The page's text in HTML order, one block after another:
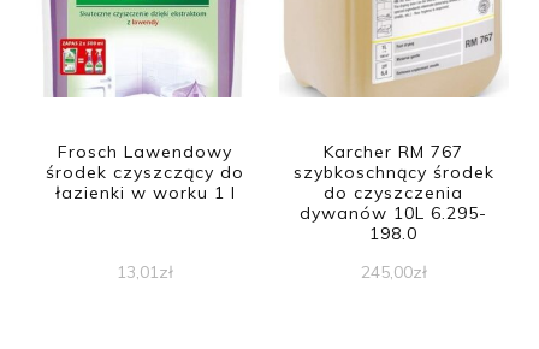
Frosch Lawendowy
środek czyszczący do
łazienki w worku 1 l
13,01zł
Karcher RM 767
szybkoschnący środek
do czyszczenia
dywanów 10L 6.295-
198.0
245,00zł